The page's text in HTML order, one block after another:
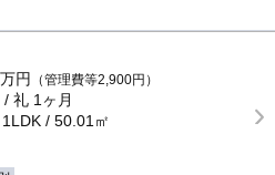
万円 （管理費等2,900円）
礼 1ヶ月
/ 50.01㎡